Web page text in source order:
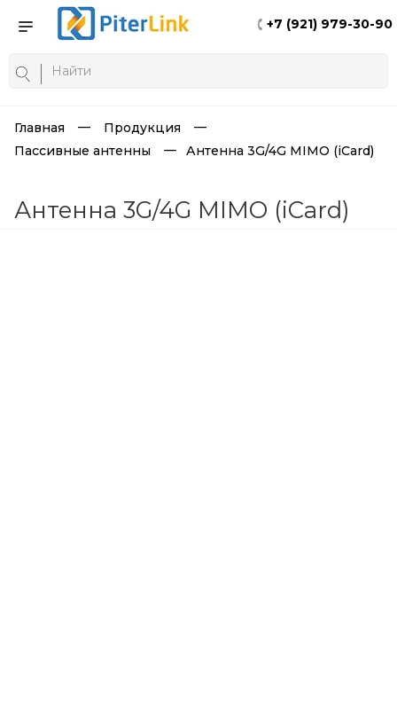
+7 (921) 979-30-90
Главная
Продукция
Пассивные антенны
Антенна 3G/4G MIMO (iCard)
Антенна 3G/4G MIMO (iCard)